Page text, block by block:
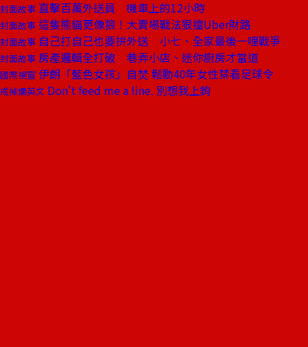
封面故事 直擊百萬外送員 機車上的12小時
封面故事 這隻熊貓更像狼！大賣場戰法狠擋Uber財路
封面故事 自己打自己也要拚外送 小七、全家最後一哩戰爭
封面故事 房產邏輯全打破 巷弄小店、迷你廚房才當道
國際視窗 伊朗「藍色女孩」自焚 鬆動40年女性禁看足球令
戒掉爛英文 Don't feed me a line. 別想我上鉤